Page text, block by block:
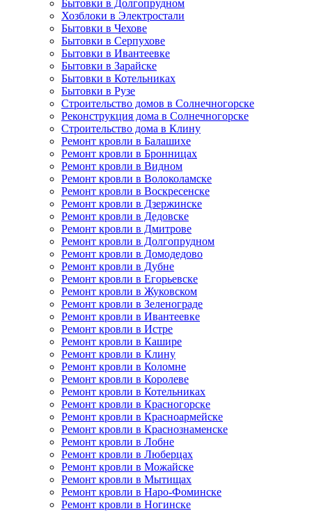
Бытовки в Долгопрудном
Хозблоки в Электростали
Бытовки в Чехове
Бытовки в Серпухове
Бытовки в Ивантеевке
Бытовки в Зарайске
Бытовки в Котельниках
Бытовки в Рузе
Строительство домов в Солнечногорске
Реконструкция дома в Солнечногорске
Строительство дома в Клину
Ремонт кровли в Балашихе
Ремонт кровли в Бронницах
Ремонт кровли в Видном
Ремонт кровли в Волоколамске
Ремонт кровли в Воскресенске
Ремонт кровли в Дзержинске
Ремонт кровли в Дедовске
Ремонт кровли в Дмитрове
Ремонт кровли в Долгопрудном
Ремонт кровли в Домодедово
Ремонт кровли в Дубне
Ремонт кровли в Егорьевске
Ремонт кровли в Жуковском
Ремонт кровли в Зеленограде
Ремонт кровли в Ивантеевке
Ремонт кровли в Истре
Ремонт кровли в Кашире
Ремонт кровли в Клину
Ремонт кровли в Коломне
Ремонт кровли в Королеве
Ремонт кровли в Котельниках
Ремонт кровли в Красногорске
Ремонт кровли в Красноармейске
Ремонт кровли в Краснознаменске
Ремонт кровли в Лобне
Ремонт кровли в Люберцах
Ремонт кровли в Можайске
Ремонт кровли в Мытищах
Ремонт кровли в Наро-Фоминске
Ремонт кровли в Ногинске